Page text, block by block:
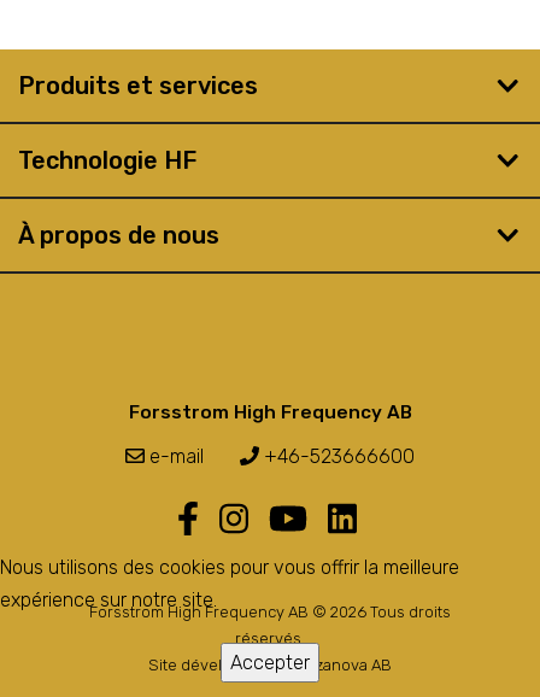
Produits et services
Technologie HF
À propos de nous
Forsstrom High Frequency AB
e-mail +46-523666600
Forsstrom High Frequency AB © 2026 Tous droits
réservés.
Site développé parBozzanova AB
Nous utilisons des cookies pour vous offrir la meilleure
expérience sur notre site.
Accepter